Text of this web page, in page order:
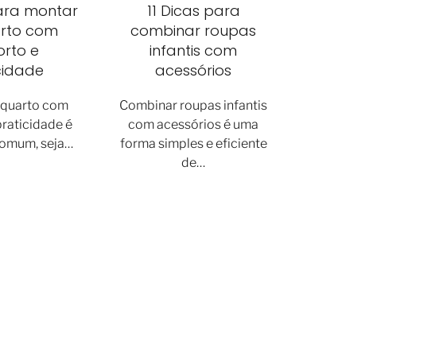
montar
com
e
com
é
seja…
11 Dicas para
combinar roupas
infantis com
acessórios
Combinar roupas infantis
com acessórios é uma
forma simples e eficiente
de…